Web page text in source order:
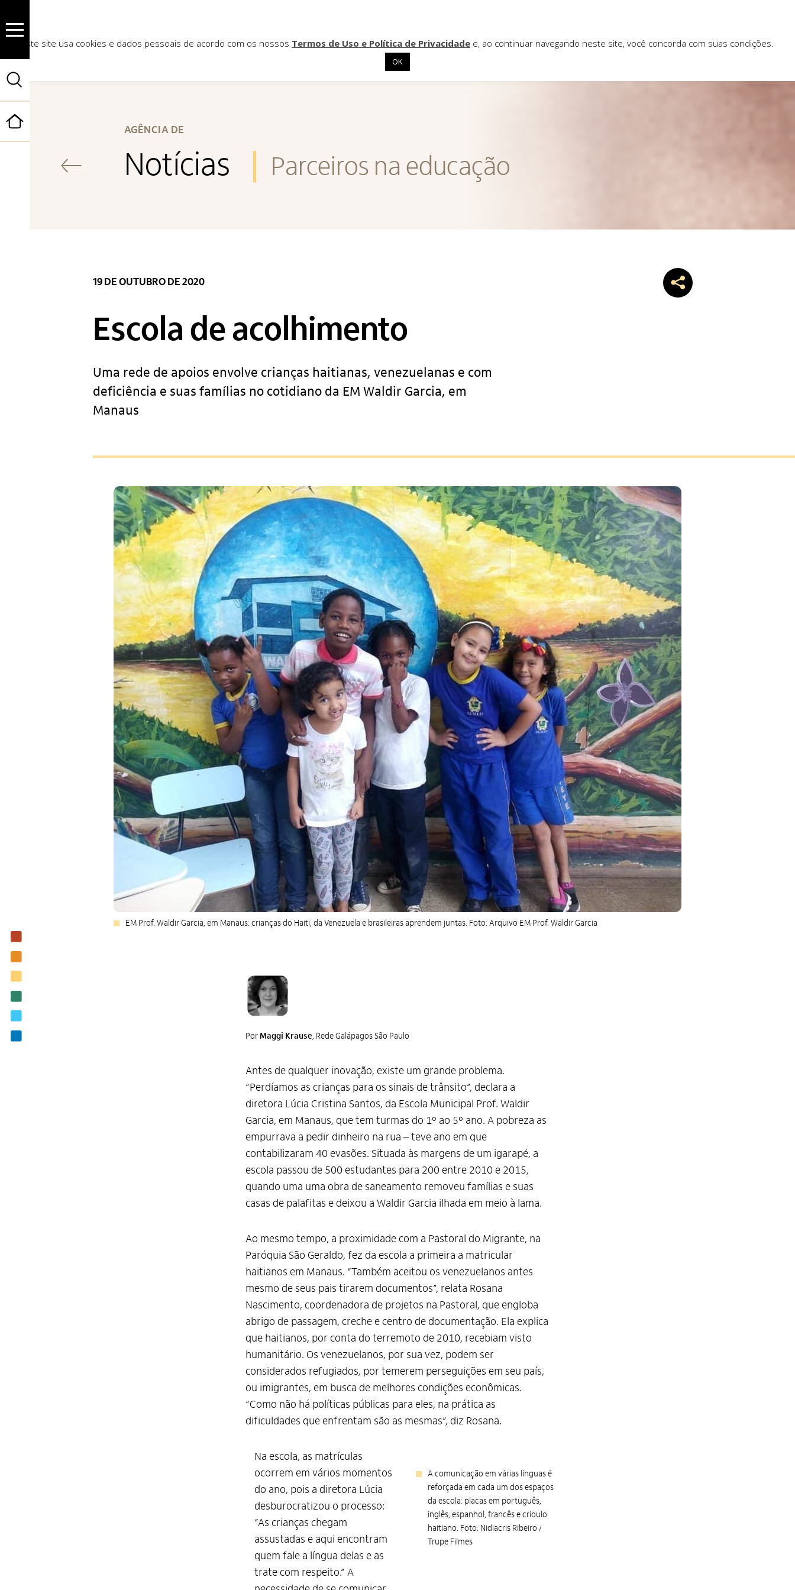
AGÊNCIA DE
Notícias Parceiros na educação
19 DE OUTUBRO DE 2020
Escola de acolhimento
Uma rede de apoios envolve crianças haitianas, venezuelanas e com
deficiência e suas famílias no cotidiano da EM Waldir Garcia, em
Manaus
EM Prof. Waldir Garcia, em Manaus: crianças do Haiti, da Venezuela e brasileiras aprendem juntas. Foto: Arquivo EM Prof. Waldir Garcia
PorMaggi Krause, Rede Galápagos São Paulo
Antes de qualquer inovação, existe um grande problema.
“Perdíamos as crianças para os sinais de trânsito”, declara a
diretora Lúcia Cristina Santos, da Escola Municipal Prof. Waldir
Garcia, em Manaus, que tem turmas do 1º ao 5º ano. A pobreza as
empurrava a pedir dinheiro na rua – teve ano em que
contabilizaram 40 evasões. Situada às margens de um igarapé, a
escola passou de 500 estudantes para 200 entre 2010 e 2015,
quando uma uma obra de saneamento removeu famílias e suas
casas de palafitas e deixou a Waldir Garcia ilhada em meio à lama.
Ao mesmo tempo, a proximidade com a Pastoral do Migrante, na
Paróquia São Geraldo, fez da escola a primeira a matricular
haitianos em Manaus. “Também aceitou os venezuelanos antes
mesmo de seus pais tirarem documentos”, relata Rosana
Nascimento, coordenadora de projetos na Pastoral, que engloba
abrigo de passagem, creche e centro de documentação. Ela explica
que haitianos, por conta do terremoto de 2010, recebiam visto
humanitário. Os venezuelanos, por sua vez, podem ser
considerados refugiados, por temerem perseguições em seu país,
ou imigrantes, em busca de melhores condições econômicas.
“Como não há políticas públicas para eles, na prática as
dificuldades que enfrentam são as mesmas”, diz Rosana.
Na escola, as matrículas
ocorrem em vários momentos
do ano, pois a diretora Lúcia
desburocratizou o processo:
“As crianças chegam
assustadas e aqui encontram
quem fale a língua delas e as
trate com respeito.” A
A comunicação em várias línguas é
reforçada em cada um dos espaços
da escola: placas em português,
inglês, espanhol, francês e crioulo
haitiano. Foto: Nidiacris Ribeiro /
Trupe Filmes
Este site usa cookies e dados pessoais de acordo com os nossos Termos de Uso e Política de Privacidade e, ao continuar navegando neste site, você concorda com suas condições.
OK